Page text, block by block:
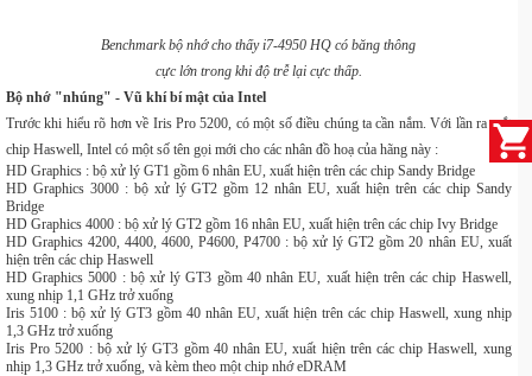
Benchmark bộ nhớ cho thấy i7-4950 HQ có băng thông
cực lớn trong khi độ trễ lại cực thấp.
Bộ nhớ "nhúng" - Vũ khí bí mật của Intel
Trước khi hiểu rõ hơn về Iris Pro 5200, có một số điều chúng ta cần nắm. Với lần ra mắt
chip Haswell, Intel có một số tên gọi mới cho các nhân đồ hoạ của hãng này :
HD Graphics : bộ xử lý GT1 gồm 6 nhân EU, xuất hiện trên các chip Sandy Bridge
HD Graphics 3000 : bộ xử lý GT2 gồm 12 nhân EU, xuất hiện trên các chip Sandy
Bridge
HD Graphics 4000 : bộ xử lý GT2 gồm 16 nhân EU, xuất hiện trên các chip Ivy Bridge
HD Graphics 4200, 4400, 4600, P4600, P4700 : bộ xử lý GT2 gồm 20 nhân EU, xuất
hiện trên các chip Haswell
HD Graphics 5000 : bộ xử lý GT3 gồm 40 nhân EU, xuất hiện trên các chip Haswell,
xung nhịp 1,1 GHz trở xuống
Iris 5100 : bộ xử lý GT3 gồm 40 nhân EU, xuất hiện trên các chip Haswell, xung nhịp
1,3 GHz trở xuống
Iris Pro 5200 : bộ xử lý GT3 gồm 40 nhân EU, xuất hiện trên các chip Haswell, xung
nhịp 1,3 GHz trở xuống, và kèm theo một chip nhớ eDRAM